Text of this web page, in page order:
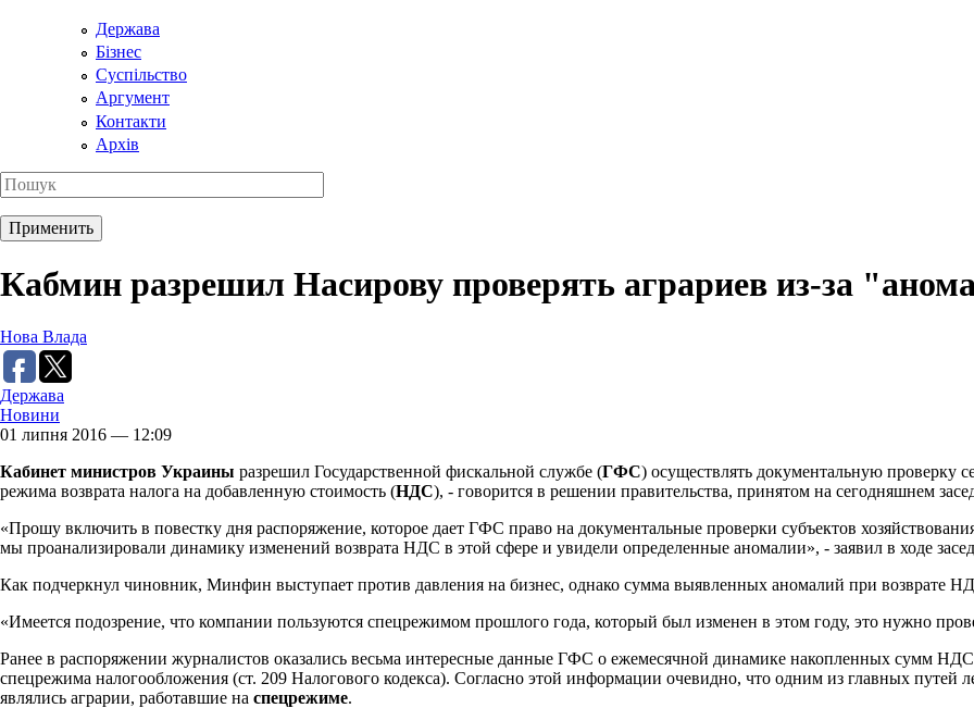
Держава
Бізнес
Суспільство
Аргумент
Контакти
Архів
Кабмин разрешил Насирову проверять аграриев из-за
Нова Влада
Держава
Новини
01 липня 2016 — 12:09
Кабинет министров Украины разрешил Государственной фискальной службе (ГФС) осуществлять документальную проверку
режима возврата налога на добавленную стоимость (НДС), - говорится в решении правительства, принятом на сегодняшнем
«Прошу включить в повестку дня распоряжение, которое дает ГФС право на документальные проверки субъектов
мы проанализировали динамику изменений возврата НДС в этой сфере и увидели определенные аномалии», - заявил в ходе
Как подчеркнул чиновник, Минфин выступает против давления на бизнес, однако сумма выявленных аномалий при возврате
«Имеется подозрение, что компании пользуются спецрежимом прошлого года, который был изменен в этом году, это нужно
Ранее в распоряжении журналистов оказались весьма интересные данные ГФС о ежемесячной динамике накопленных сумм
спецрежима налогообложения (ст. 209 Налогового кодекса). Согласно этой информации очевидно, что одним из главных путей
являлись аграрии, работавшие на спецрежиме.